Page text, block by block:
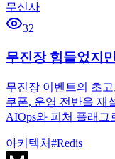
무신사
32
무진장 힘들었지
무진장 이벤트의 초
쿠폰, 운영 전반을 재
AIOps와 피처 플래
아키텍처#Redis